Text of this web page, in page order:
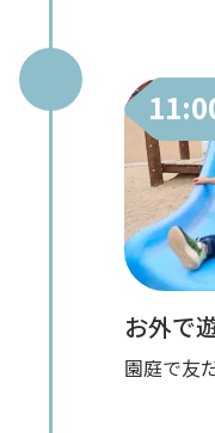
お外で
園庭で友